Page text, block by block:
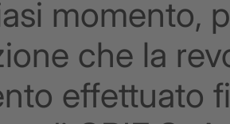
momento,
che la
effettuato